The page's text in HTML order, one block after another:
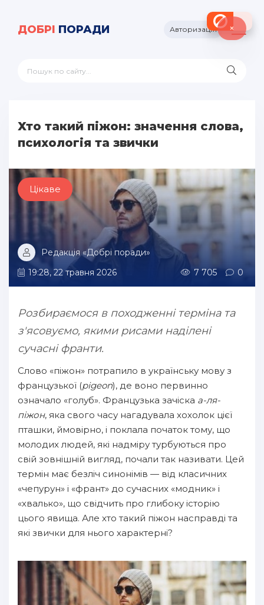
ДОБРІ ПОРАДИ Авторизація
Хто такий піжон: значення слова,
психологія та звички
Цікаве
Редакція «Добрі поради»
19:28, 22 травня 2026
7 705 0
Розбираємося в походженні терміна та
з'ясовуємо, якими рисами наділені
сучасні франти.
Слово «піжон» потрапило в українську мову з
французької (pigeon), де воно первинно
означало «голуб». Французька зачіска а-ля-
піжон, яка свого часу нагадувала хохолок цієї
пташки, ймовірно, і поклала початок тому, що
молодих людей, які надміру турбуються про
свій зовнішній вигляд, почали так називати. Цей
термін має безліч синонімів — від класичних
«чепурун» і «франт» до сучасних «модник» і
«хвалько», що свідчить про глибоку історію
цього явища. Але хто такий піжон насправді та
які звички для нього характерні?
×